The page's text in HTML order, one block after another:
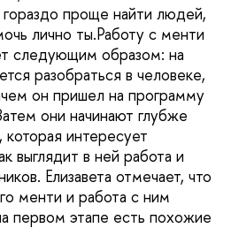
проще найти людей,
лично ты.Работу с менти
следующим образом: на
разобраться в человеке,
он пришел на программу
они начинают глубже
интересует
выглядит в ней работа и
Елизавета отмечает, что
менти и работа с ним
первом этапе есть похожие